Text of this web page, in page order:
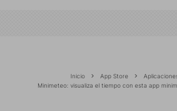
Inicio App Store
Minimeteo: visualiza el tiempo con esta app